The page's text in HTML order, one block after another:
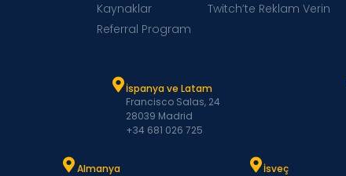
Kaynaklar
Referral Program
Twitch’te Reklam Verin
İspanya ve Latam
Francisco Salas, 24
28039 Madrid
+34 681 026 725
Almanya
İsveç